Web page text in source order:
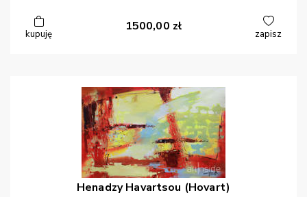
kupuję
1500,00 zł
zapisz
Henadzy Havartsou (Hovart)